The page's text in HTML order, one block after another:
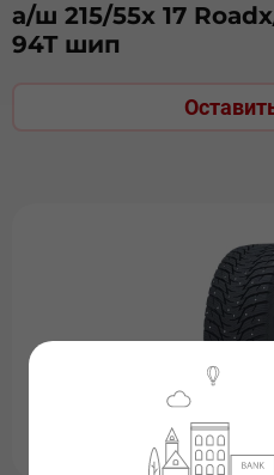
а/ш 215/55х 17
94T шип